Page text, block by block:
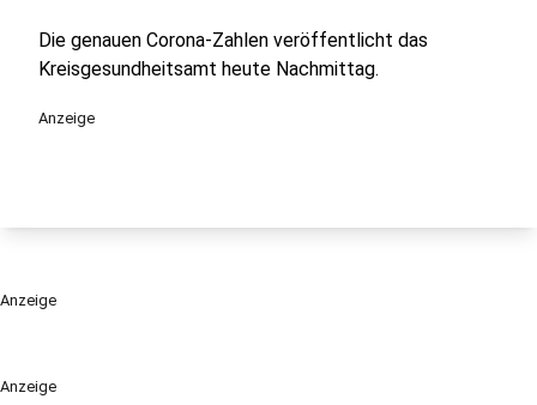
Anzeige
Die genauen Corona-Zahlen veröffentlicht das
Kreisgesundheitsamt heute Nachmittag.
Anzeige
Anzeige